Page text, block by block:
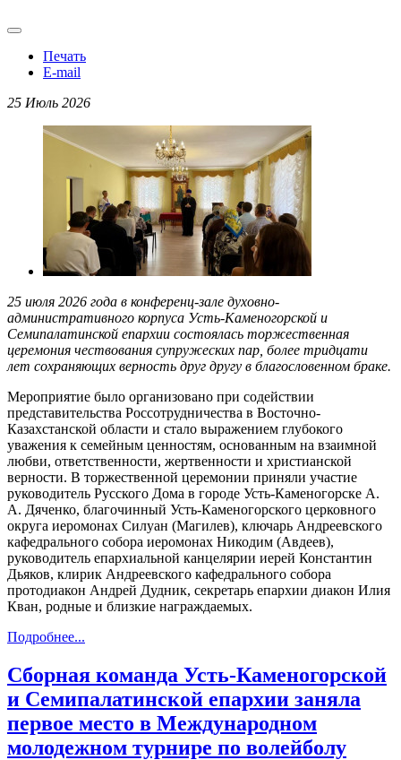
Печать
E-mail
25 Июль 2026
25 июля 2026 года в конференц-зале духовно-
административного корпуса Усть-Каменогорской и
Семипалатинской епархии состоялась торжественная
церемония чествования супружеских пар, более тридцати
лет сохраняющих верность друг другу в благословенном браке.
Мероприятие было организовано при содействии
представительства Россотрудничества в Восточно-
Казахстанской области и стало выражением глубокого
уважения к семейным ценностям, основанным на взаимной
любви, ответственности, жертвенности и христианской
верности. В торжественной церемонии приняли участие
руководитель Русского Дома в городе Усть-Каменогорске А.
А. Дяченко, благочинный Усть-Каменогорского церковного
округа иеромонах Силуан (Магилев), ключарь Андреевского
кафедрального собора иеромонах Никодим (Авдеев),
руководитель епархиальной канцелярии иерей Константин
Дьяков, клирик Андреевского кафедрального собора
протодиакон Андрей Дудник, секретарь епархии диакон Илия
Кван, родные и близкие награждаемых.
Подробнее...
Сборная команда Усть-Каменогорской
и Семипалатинской епархии заняла
первое место в Международном
молодежном турнире по волейболу